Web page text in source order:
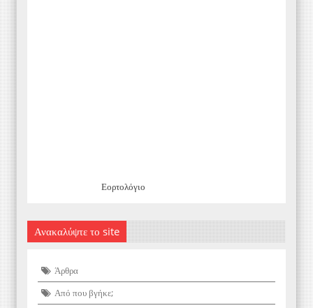
Εορτολόγιο
Ανακαλύψτε το site
Άρθρα
Από που βγήκε;